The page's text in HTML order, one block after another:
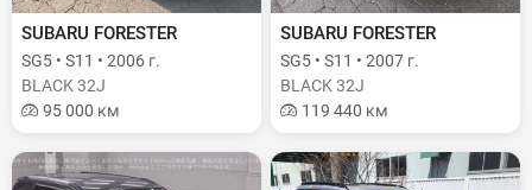
SUBARU FORESTER
SG5 • S11 • 2006 г.
BLACK 32J
95 000 км
SUBARU FORESTER
SG5 • S11 • 2007 г.
BLACK 32J
119 440 км